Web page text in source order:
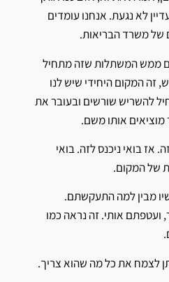
לא נגעת. אנחנו עומדים
של משרד הבריאות.
ממש המשתלות שזה מתחיל
זה המקום היחידי שיש לנו
להשריש שורשים ובעובר את
מוציאים אותו משם.
אז בואי ניכנס לזה. בואי
של המקום.
מבין למה התעקשתם.
ועטפתם אותי. זה נראה כמו
לצמח את כל מה שהוא צריך.